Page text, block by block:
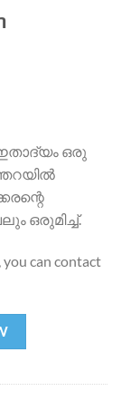
ഒരു
ഒരുമിച്ച്.
can contact